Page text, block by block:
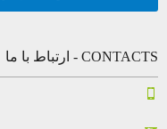
CONTACTS - ارتباط با ما